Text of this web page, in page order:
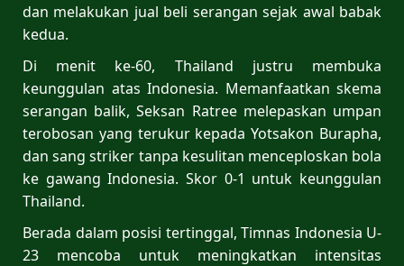
dan melakukan jual beli serangan sejak awal babak
kedua.
Di menit ke-60, Thailand justru membuka
keunggulan atas Indonesia. Memanfaatkan skema
serangan balik, Seksan Ratree melepaskan umpan
terobosan yang terukur kepada Yotsakon Burapha,
dan sang striker tanpa kesulitan menceploskan bola
ke gawang Indonesia. Skor 0-1 untuk keunggulan
Thailand.
Berada dalam posisi tertinggal, Timnas Indonesia U-
23 mencoba untuk meningkatkan intensitas